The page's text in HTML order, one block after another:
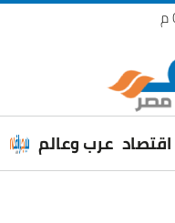
اقتصاد عرب وعالم